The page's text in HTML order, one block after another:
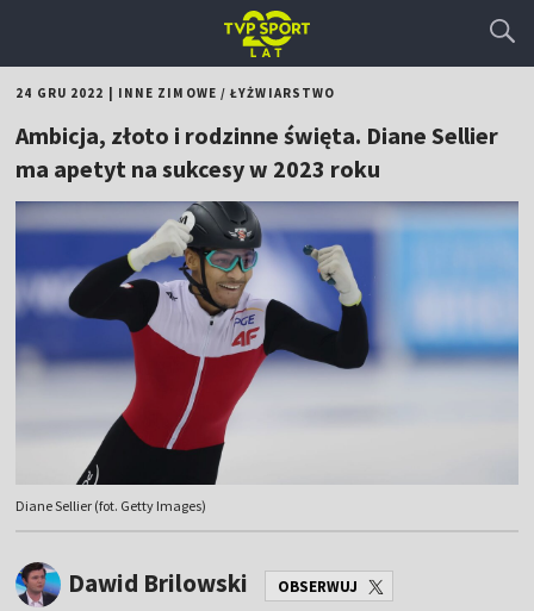
24 GRU 2022 INNE ZIMOWE /ŁYŻWIARSTWO
Ambicja, złoto i rodzinne święta. Diane Sellier
ma apetyt na sukcesy w 2023 roku
Diane Sellier (fot. Getty Images)
Dawid Brilowski OBSERWUJ